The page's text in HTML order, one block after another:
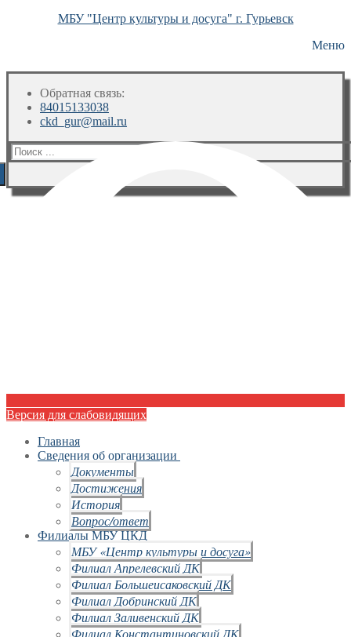
МБУ "Центр культуры и досуга" г. Гурьевск
Меню
Обратная связь:
84015133038
ckd_gur@mail.ru
Искать:
Версия для слабовидящих
Главная
Сведения об организации
Документы
Достижения
История
Вопрос/ответ
Филиалы МБУ ЦКД
МБУ «Центр культуры и досуга»
Филиал Апрелевский ДК
Филиал Большеисаковский ДК
Филиал Добринский ДК
Филиал Заливенский ДК